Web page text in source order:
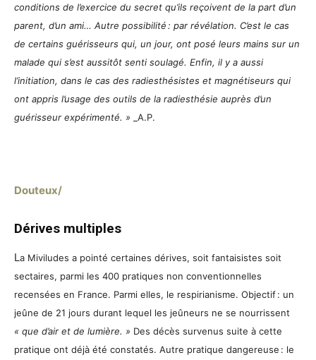
conditions de l’exercice du secret qu’ils reçoivent de la part d’un
parent, d’un ami… Autre possibilité : par révélation. C’est le cas
de certains guérisseurs qui, un jour, ont posé leurs mains sur un
malade qui s’est aussitôt senti soulagé. Enfin, il y a aussi
l’initiation, dans le cas des radiesthésistes et magnétiseurs qui
ont appris l’usage des outils de la radiesthésie auprès d’un
guérisseur expérimenté. » _A.P.
Douteux/
Dérives multiples
La Miviludes a pointé certaines dérives, soit fantaisistes soit
sectaires, parmi les 400 pratiques non conventionnelles
recensées en France. Parmi elles, le respirianisme. Objectif : un
jeûne de 21 jours durant lequel les jeûneurs ne se nourrissent
« que d’air et de lumière. » Des décès survenus suite à cette
pratique ont déjà été constatés. Autre pratique dangereuse : le